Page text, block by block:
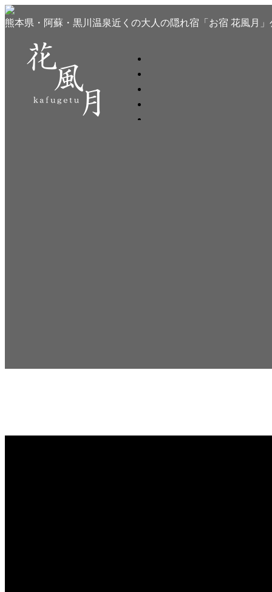
熊本県・阿蘇・黒川温泉近くの大人の隠れ宿「お宿 花風月